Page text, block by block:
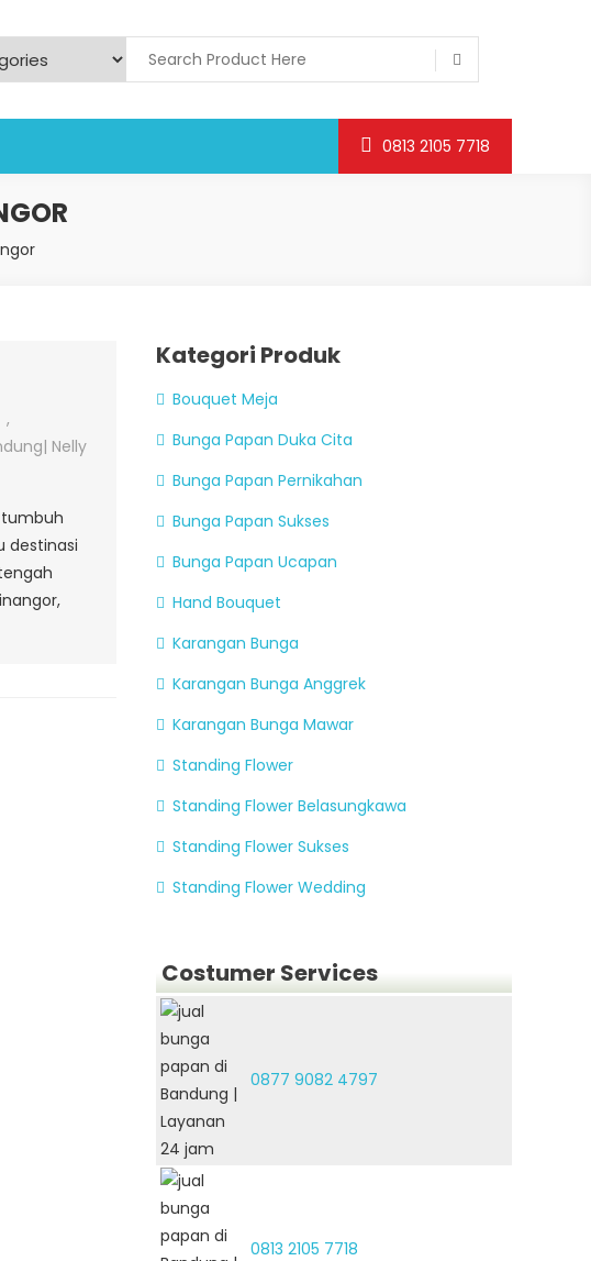
0813 2105 7718
,
Nelly
tumbuh
destinasi
Kategori Produk
Bouquet Meja
Bunga Papan Duka Cita
Bunga Papan Pernikahan
Bunga Papan Sukses
Bunga Papan Ucapan
Hand Bouquet
Karangan Bunga
Karangan Bunga Anggrek
Karangan Bunga Mawar
Standing Flower
Standing Flower Belasungkawa
Standing Flower Sukses
Standing Flower Wedding
Costumer Services
0877 9082 4797
0813 2105 7718